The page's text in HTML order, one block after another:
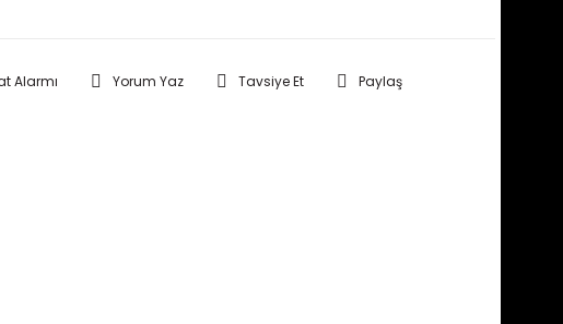
Alarmı Yorum Yaz Tavsiye Et Paylaş